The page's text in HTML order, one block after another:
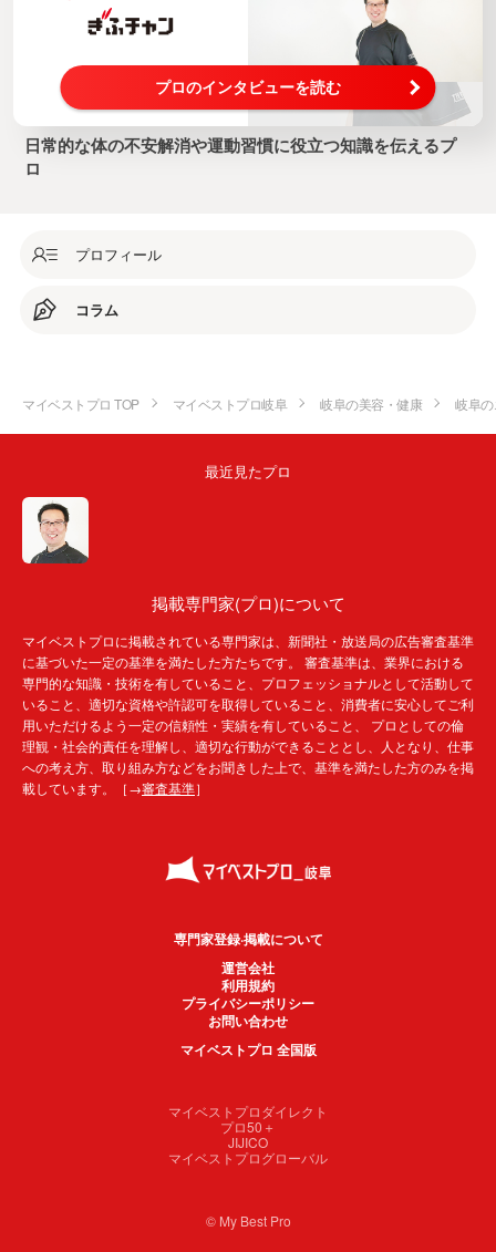
プロのインタビューを読む
日常的な体の不安解消や運動習慣に役立つ知識を伝えるプ
ロ
プロフィール
コラム
マイベストプロ TOP マイベストプロ岐阜 岐阜の美容・健康 岐阜
最近見たプロ
掲載専門家(プロ)について
マイベストプロに掲載されている専門家は、新聞社・放送局の広告審査基準
に基づいた一定の基準を満たした方たちです。 審査基準は、業界における
専門的な知識・技術を有していること、プロフェッショナルとして活動して
いること、適切な資格や許認可を取得していること、消費者に安心してご利
用いただけるよう一定の信頼性・実績を有していること、 プロとしての倫
理観・社会的責任を理解し、適切な行動ができることとし、人となり、仕事
への考え方、取り組み方などをお聞きした上で、基準を満たした方のみを掲
載しています。［→審査基準］
専門家登録·掲載について
運営会社
利用規約
プライバシーポリシー
お問い合わせ
マイベストプロ 全国版
マイベストプロダイレクト
プロ50＋
JIJICO
マイベストプログローバル
© My Best Pro